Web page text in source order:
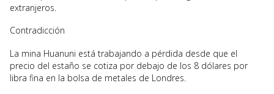
extranjeros.
Contradicción
La mina Huanuni está trabajando a pérdida desde que el
precio del estaño se cotiza por debajo de los 8 dólares por
libra fina en la bolsa de metales de Londres.